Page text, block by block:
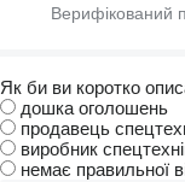
Як би ви коротко
дошка оголошень
продавець
виробник
немає правильної